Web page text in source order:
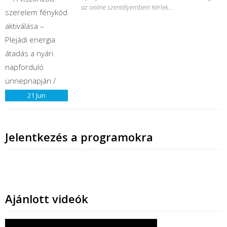
21 Jun
az online szentélyemben! Kérlek...
Jelentkezés a programokra
Ajánlott videók